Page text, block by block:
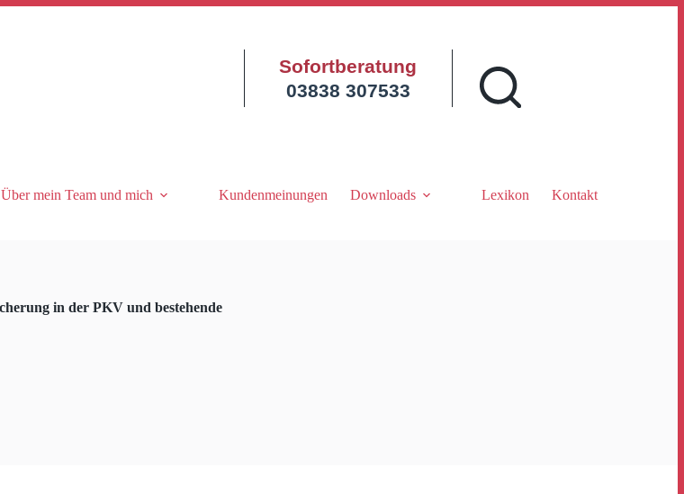
Sofortberatung
03838 307533
Über mein Team und mich Kundenmeinungen Downloads Lexikon Kontakt
in der PKV und bestehende